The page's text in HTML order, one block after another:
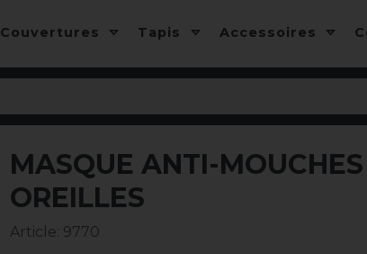
Couvertures Tapis Accessoires
MASQUE ANTI-
OREILLES
Article: 9770